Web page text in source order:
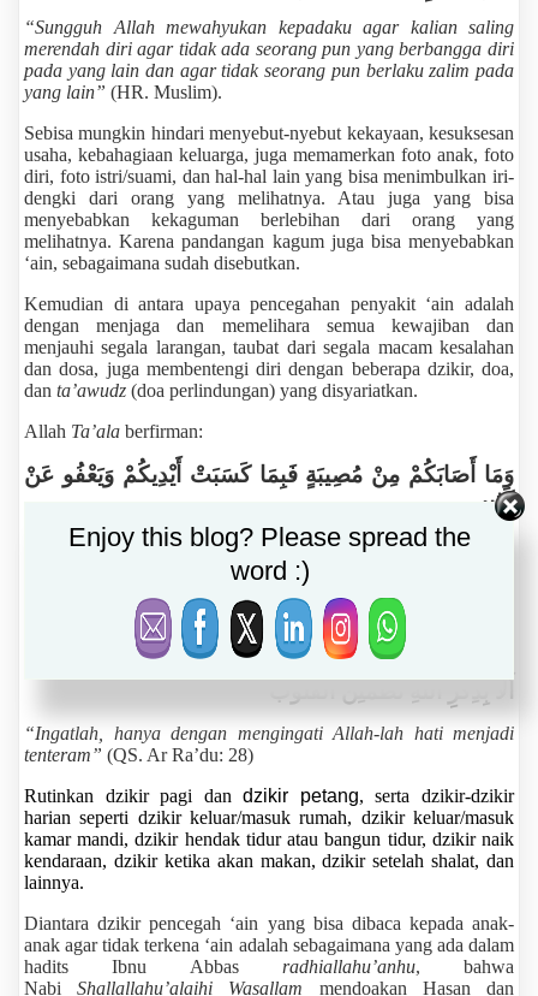
“Sungguh Allah mewahyukan kepadaku agar kalian saling
merendah diri agar tidak ada seorang pun yang berbangga diri
pada yang lain dan agar tidak seorang pun berlaku zalim pada
yang lain” (HR. Muslim).
Sebisa mungkin hindari menyebut-nyebut kekayaan, kesuksesan
usaha, kebahagiaan keluarga, juga memamerkan foto anak, foto
diri, foto istri/suami, dan hal-hal lain yang bisa menimbulkan iri-
dengki dari orang yang melihatnya. Atau juga yang bisa
menyebabkan kekaguman berlebihan dari orang yang
melihatnya. Karena pandangan kagum juga bisa menyebabkan
‘ain, sebagaimana sudah disebutkan.
Kemudian di antara upaya pencegahan penyakit ‘ain adalah
dengan menjaga dan memelihara semua kewajiban dan
menjauhi segala larangan, taubat dari segala macam kesalahan
dan dosa, juga membentengi diri dengan beberapa dzikir, doa,
dan ta’awudz (doa perlindungan) yang disyariatkan.
Allah Ta’ala berfirman:
وَمَا أَصَابَكُمْ مِنْ مُصِيبَةٍ فَبِمَا كَسَبَتْ أَيْدِيكُمْ وَيَعْفُو عَنْ
كَثِيرٍ
“Dan musibah apa saja yang menimpa kalian, maka
disebabkan oleh perbuatan tangan kalian sendiri, dan Allah
memaafkan sebagian besar (dari kesalahan-
kesalahanmu)”(QS. Asy-Syuura: 30).
juga berfirman:
“Ingatlah, hanya dengan mengingati Allah-lah hati menjadi
tenteram” (QS. Ar Ra’du: 28)
Rutinkan dzikir pagi dandzikir petang, serta dzikir-dzikir
harian seperti dzikir keluar/masuk rumah, dzikir keluar/masuk
kamar mandi, dzikir hendak tidur atau bangun tidur, dzikir naik
kendaraan, dzikir ketika akan makan, dzikir setelah shalat, dan
lainnya.
Diantara dzikir pencegah ‘ain yang bisa dibaca kepada anak-
anak agar tidak terkena ‘ain adalah sebagaimana yang ada dalam
hadits Ibnu Abbas radhiallahu’anhu, bahwa
NabiShallallahu’alaihi Wasallam mendoakan Hasan dan
Enjoy this blog? Please spread the
word :)